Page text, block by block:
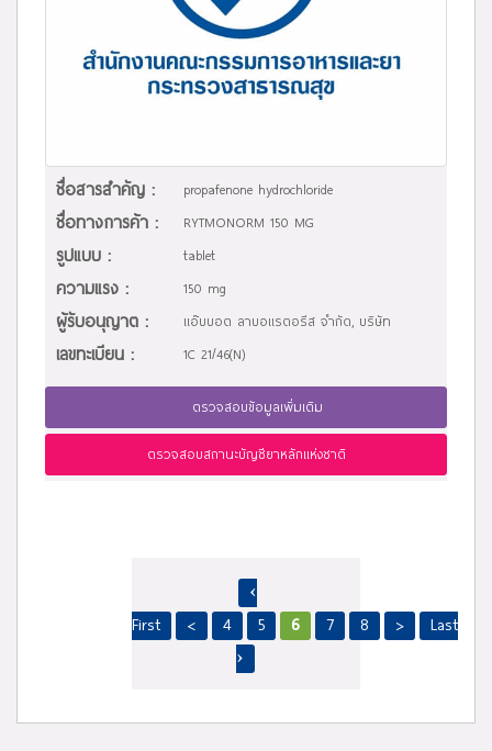
ชื่อสารสำคัญ : propafenone hydrochloride
ชื่อทางการค้า : RYTMONORM 150 MG
รูปแบบ : tablet
ความแรง : 150 mg
ผู้รับอนุญาต : แอ๊บบอต ลาบอแรตอรีส จำกัด, บริษัท
เลขทะเบียน : 1C 21/46(N)
ตรวจสอบข้อมูลเพิ่มเติม
ตรวจสอบสถานะบัญชียาหลักแห่งชาติ
‹
First
< 4 5 6 7 8 >
Last
›